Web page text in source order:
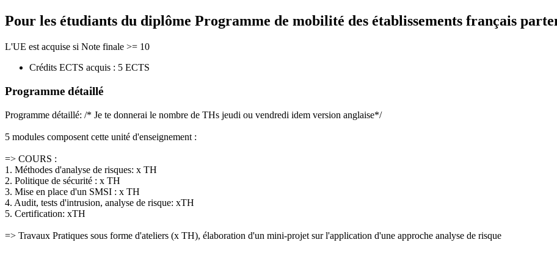
Pour les étudiants du diplôme Programme de mobilité des établissements français
L'UE est acquise si Note finale >= 10
Crédits ECTS acquis : 5 ECTS
Programme détaillé
Programme détaillé: /* Je te donnerai le nombre de THs jeudi ou vendredi idem version anglaise*/
5 modules composent cette unité d'enseignement :
=> COURS :
1. Méthodes d'analyse de risques: x TH
2. Politique de sécurité : x TH
3. Mise en place d'un SMSI : x TH
4. Audit, tests d'intrusion, analyse de risque: xTH
5. Certification: xTH
=> Travaux Pratiques sous forme d'ateliers (x TH), élaboration d'un mini-projet sur l'application d'une approche analyse de risque